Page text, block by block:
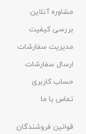
مشاوره آنلاین
بررسی کیفیت
مدیریت سفارشات
ارسال سفارشات
حساب کاربری
تماس با ما
قوانین فروشندگان